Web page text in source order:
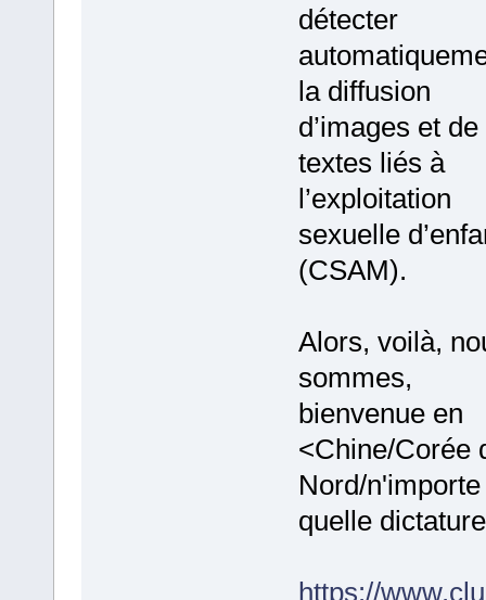
détecter
la diffusion
d’images et de
textes liés à
l’exploitation
sexuelle
(CSAM).
Alors, voilà,
sommes,
bienvenue en
<Chine/Corée
Nord/n'importe
quelle
https://